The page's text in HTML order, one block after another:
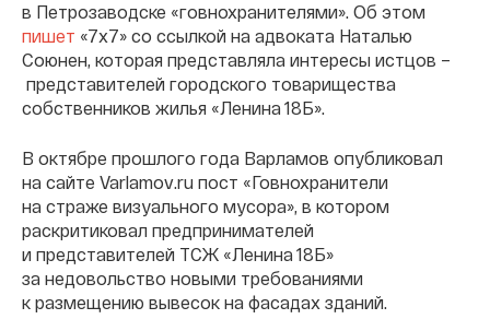
в Петрозаводске «говнохранителями». Об этом
пишет «7х7» со ссылкой на адвоката Наталью
Союнен, которая представляла интересы истцов –
представителей городского товарищества
собственников жилья «Ленина 18Б».
В октябре прошлого года Варламов опубликовал
на сайте Varlamov.ru пост «Говнохранители
на страже визуального мусора», в котором
раскритиковал предпринимателей
и представителей ТСЖ «Ленина 18Б»
за недовольство новыми требованиями
к размещению вывесок на фасадах зданий.